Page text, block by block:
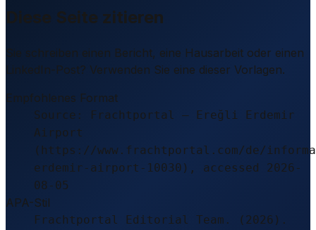
Diese Seite zitieren
Sie schreiben einen Bericht, eine Hausarbeit oder einen
LinkedIn-Post? Verwenden Sie eine dieser Vorlagen.
Empfohlenes Format
Source: Frachtportal – Ereğli Erdemir
Airport
(https://www.frachtportal.com/de/
erdemir-airport-10030), accessed 2026-
08-05
APA-Stil
Frachtportal Editorial Team. (2026).